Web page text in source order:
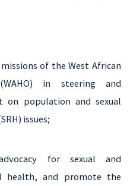
of the West African
in steering and
on population and sexual
issues;
for sexual and
health, and promote the